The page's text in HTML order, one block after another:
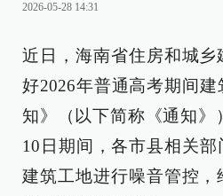
2026-05-28 14:31
近日，海南省住房和城
好2026年普通高考期间
知》（以下简称《通知》
10日期间，各市县相关
建筑工地进行噪音管控